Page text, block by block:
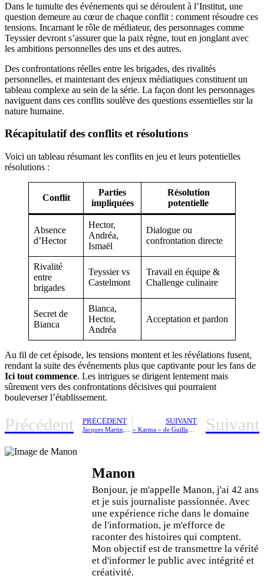
Dans le tumulte des événements qui se déroulent à l’Institut, une
question demeure au cœur de chaque conflit : comment résoudre ces
tensions. Incarnant le rôle de médiateur, des personnages comme
Teyssier devront s’assurer que la paix règne, tout en jonglant avec
les ambitions personnelles des uns et des autres.
Des confrontations réelles entre les brigades, des rivalités
personnelles, et maintenant des enjeux médiatiques constituent un
tableau complexe au sein de la série. La façon dont les personnages
naviguent dans ces conflits soulève des questions essentielles sur la
nature humaine.
Récapitulatif des conflits et résolutions
Voici un tableau résumant les conflits en jeu et leurs potentielles
résolutions :
Conflit
Parties
impliquées
Résolution
potentielle
Absence
d’Hector
Hector,
Andréa,
Ismaël
Dialogue ou
confrontation directe
Rivalité
entre
brigades
Teyssier vs
Castelmont
Travail en équipe &
Challenge culinaire
Secret de
Bianca
Bianca,
Hector,
Andréa
Acceptation et pardon
Au fil de cet épisode, les tensions montent et les révélations fusent,
rendant la suite des événements plus que captivante pour les fans de
Ici tout commence. Les intrigues se dirigent lentement mais
sûrement vers des confrontations décisives qui pourraient
bouleverser l’établissement.
Précédent PRÉCÉDENT SUIVANT
« Karma » de Guillaume Canet : une plongée saisissante dans un thriller familial intense Suivant
Manon
Bonjour, je m'appelle Manon, j'ai 42 ans
et je suis journaliste passionnée. Avec
une expérience riche dans le domaine
de l'information, je m'efforce de
raconter des histoires qui comptent.
Mon objectif est de transmettre la vérité
et d'informer le public avec intégrité et
créativité.